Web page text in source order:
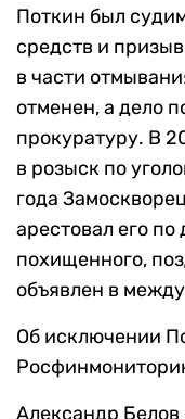
Поткин был
средств и
в части
отменен, а дело
прокуратуру. В
в розыск по
года
арестовал его по
похищенного,
объявлен в
Об исключении
Александр